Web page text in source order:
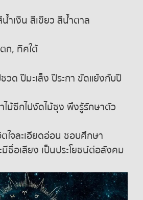
ำเงิน สีเขียว สีน้ำตาล
ก, ทิศใต้
ด ปีมะเส็ง ปีระกา ขัดแย้งกับปี
ไม้ซีกไปงัดไม้ซุง พึงรู้รักษาตัว
ใจละเอียดอ่อน ชอบศึกษา
ชื่อเสียง เป็นประโยชน์ต่อสังคม